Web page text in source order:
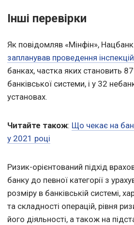
Інші перевірки
Як повідомляв «Мінфін»,
запланував проведення
банках, частка яких становить
банківської системи, і у 32
установах.
Читайте також: Що чекає на
у 2021 році
Ризик-орієнтований підхід
банку до певної категорії з
розміру в банківській системі,
та складності операцій, рівня
його діяльності, а також на